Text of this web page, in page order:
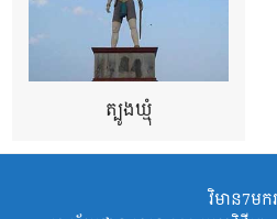
ត្បូងឃ្មុំ
វិមាន7មក